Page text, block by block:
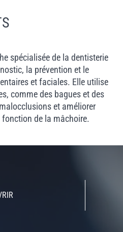
spécialisée de la dentisterie
la prévention et le
et faciales. Elle utilise
comme des bagues et des
et améliorer
de la mâchoire.